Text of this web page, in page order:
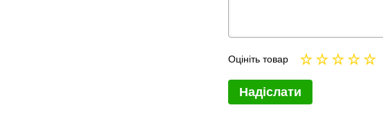
Оцініть товар
Надіслати